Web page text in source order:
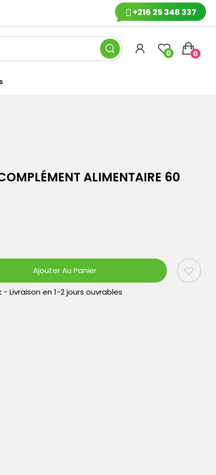
+216 25 348 337
0 0
ALIMENTAIRE 60
Ajouter Au Panier
- Livraison en 1-2 jours ouvrables